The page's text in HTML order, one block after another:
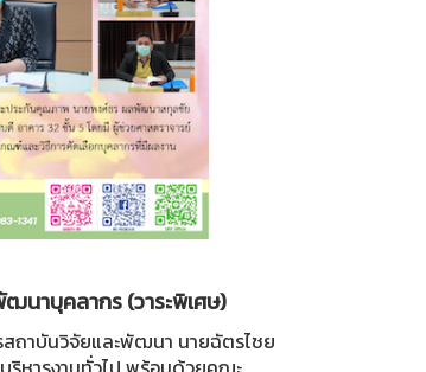
นาบุคลากร (วาระพิเศษ)
สถาบันวิจัยและพัฒนา นายฉัตรไชย